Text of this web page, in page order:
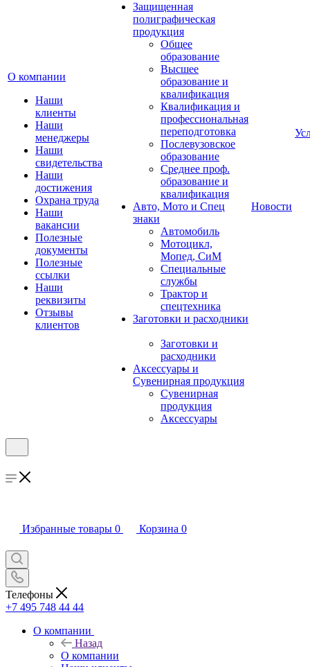
О компании
Наши
клиенты
Наши
менеджеры
Наши
свидетельства
Наши
достижения
Охрана труда
Наши
вакансии
Полезные
документы
Полезные
ссылки
Наши
реквизиты
Отзывы
клиентов
Защищенная
полиграфическая
продукция
Общее
образование
Высшее
образование и
квалификация
Квалификация и
профессиональная
переподготовка
Послевузовское
образование
Среднее проф.
образование и
квалификация
Авто, Мото и Спец
знаки
Автомобиль
Мотоцикл,
Мопед, СиМ
Специальные
службы
Трактор и
спецтехника
Заготовки и расходники
Заготовки и
расходники
Аксессуары и
Сувенирная продукция
Сувенирная
продукция
Аксессуары
Новости
Избранные товары 0 Корзина 0
Телефоны
+7 495 748 44 44
О компании
Назад
О компании